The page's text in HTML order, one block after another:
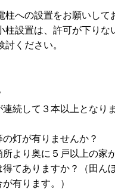
への設置をお願いして
設置は、許可が下りな
ください。
続して３本以上となり
灯が有りませんか？
より奥に５戸以上の家
てありますか？（田ん
有ります。）